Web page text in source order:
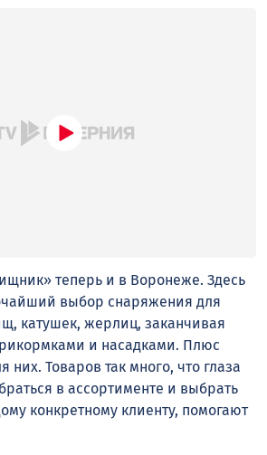
теперь и в Воронеже. Здесь
выбор снаряжения для
катушек, жерлиц, заканчивая
и насадками. Плюс
них. Товаров так много, что глаза
в ассортименте и выбрать
конкретному клиенту, помогают